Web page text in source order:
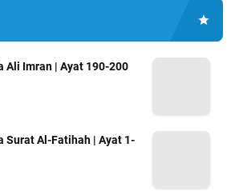
Ali Imran | Ayat 190-200
Surat Al-Fatihah | Ayat 1-